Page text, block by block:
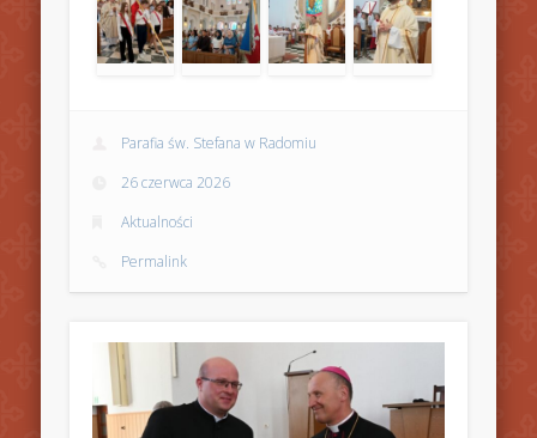
Parafia św. Stefana w Radomiu
26 czerwca 2026
Aktualności
Permalink